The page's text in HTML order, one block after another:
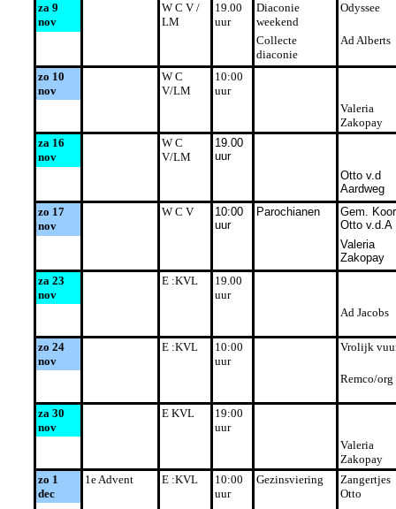
za 9
nov
W C V /
LM
19.00
uur
Diaconie
weekend
Odyssee
Collecte
diaconie
Ad Alberts
zo 10
nov
W C
V/LM
10:00
uur
Valeria
Zakopay
za 16
nov
W C
V/LM
19.00
uur
Otto v.d
Aardweg
zo 17
nov
W C V
10:00
uur
Parochianen
Gem. Koor
Otto v.d.A
Valeria
Zakopay
za 23
nov
E :KVL
19.00
uur
Ad Jacobs
zo 24
nov
E :KVL
10:00
uur
Vrolijk
Remco/org
za 30
nov
E KVL
19:00
uur
Valeria
Zakopay
zo 1
dec
1e Advent E :KVL
10:00
uur
Gezinsviering
Zangertjes
Otto